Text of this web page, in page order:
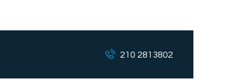
210 2813802